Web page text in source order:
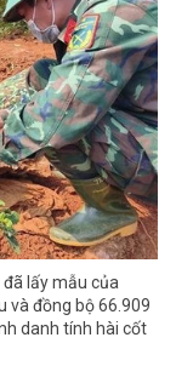
lấy mẫu của
và đồng bộ 66.909
danh tính hài cốt